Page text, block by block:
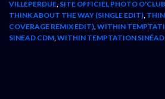
VILLEPERDUE, SITE OFFICIEL PHOTO
THINK ABOUT THE WAY (SINGLE EDIT),
COVERAGE REMIX EDIT),WITHIN
SINEAD CDM,WITHIN TEMPTATION SINÉAD